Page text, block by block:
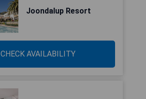
Joondalup Resort
CHECK AVAILABILITY